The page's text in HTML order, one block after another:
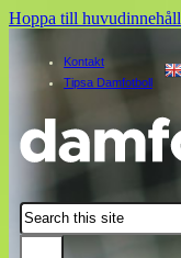
Hoppa till huvudinnehåll
Kontakt
Tipsa Damfotboll
Sök